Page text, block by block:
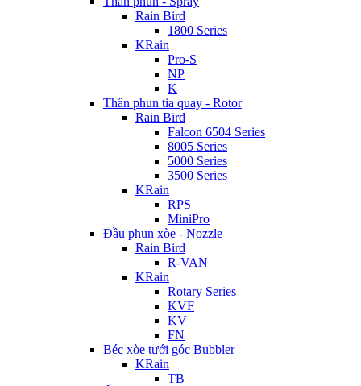
Rain Bird
1800 Series
KRain
Pro-S
NP
K
Thân phun tia quay - Rotor
Rain Bird
Falcon 6504 Series
8005 Series
5000 Series
3500 Series
KRain
RPS
MiniPro
Đầu phun xòe - Nozzle
Rain Bird
R-VAN
KRain
Rotary Series
KVF
KV
FN
Béc xòe tưới góc Bubbler
KRain
TB